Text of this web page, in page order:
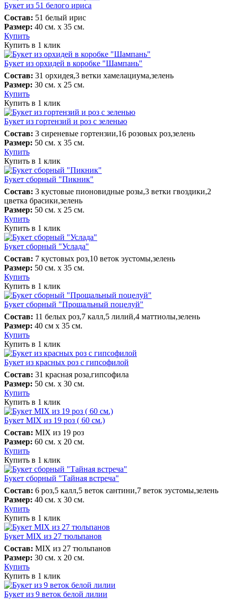
Букет из 51 белого ириса
Состав: 51 белый ирис
Размер: 40 см. х 35 см.
Купить
Купить в 1 клик
Букет из орхидей в коробке "Шампань"
Состав: 31 орхидея,3 ветки хамелациума,зелень
Размер: 30 см. х 25 см.
Купить
Купить в 1 клик
Букет из гортензий и роз с зеленью
Состав: 3 сиреневые гортензии,16 розовых роз,зелень
Размер: 50 см. х 35 см.
Купить
Купить в 1 клик
Букет сборный "Пикник"
Состав: 3 кустовые пионовидные розы,3 ветки гвоздики,2
цветка брасики,зелень
Размер: 50 см. х 25 см.
Купить
Купить в 1 клик
Букет сборный "Услада"
Состав: 7 кустовых роз,10 веток эустомы,зелень
Размер: 50 см. х 35 см.
Купить
Купить в 1 клик
Букет сборный "Прощальный поцелуй"
Состав: 11 белых роз,7 калл,5 лилий,4 маттиолы,зелень
Размер: 40 см х 35 см.
Купить
Купить в 1 клик
Букет из красных роз с гипсофилой
Состав: 31 красная роза,гипсофила
Размер: 50 см. х 30 см.
Купить
Купить в 1 клик
Букет MIX из 19 роз ( 60 см.)
Состав: MIX из 19 роз
Размер: 60 см. х 20 см.
Купить
Купить в 1 клик
Букет сборный "Тайная встреча"
Состав: 6 роз,5 калл,5 веток сантини,7 веток эустомы,зелень
Размер: 40 см. х 30 см.
Купить
Купить в 1 клик
Букет MIX из 27 тюльпанов
Состав: MIX из 27 тюльпанов
Размер: 30 см. х 20 см.
Купить
Купить в 1 клик
Букет из 9 веток белой лилии